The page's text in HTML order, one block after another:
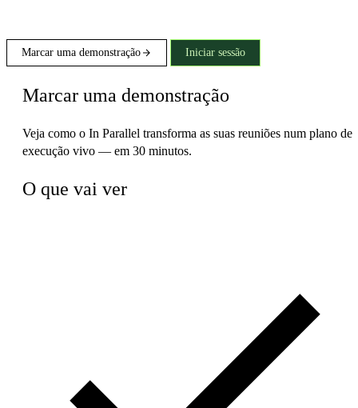
Marcar uma demonstração Iniciar sessão
Marcar uma demonstração
Veja como o In Parallel transforma as suas reuniões num plano de
execução vivo — em 30 minutos.
O que vai ver